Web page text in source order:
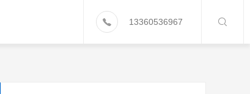
13360536967